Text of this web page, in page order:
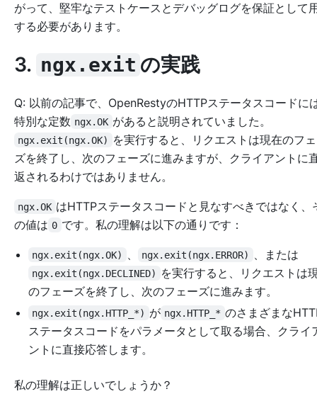
がって、堅牢なテストケースとデバッグログを保証として
する必要があります。
3. ngx.exit の実践
Q: 以前の記事で、OpenRestyのHTTPステータスコードに
特別な定数 ngx.OK があると説明されていました。
ngx.exit(ngx.OK)
を実行すると、リクエストは現在のフ
ズを終了し、次のフェーズに進みますが、クライアントに
返されるわけではありません。
ngx.OK はHTTPステータスコードと見なすべきではなく、
の値は 0 です。私の理解は以下の通りです：
ngx.exit(ngx.OK) ngx.exit(ngx.ERROR) 、または
ngx.exit(ngx.DECLINED)
を実行すると、リクエストは
のフェーズを終了し、次のフェーズに進みます。
ngx.exit(ngx.HTTP_*) が ngx.HTTP_* のさまざまな
ステータスコードをパラメータとして取る場合、クライ
ントに直接応答します。
私の理解は正しいでしょうか？